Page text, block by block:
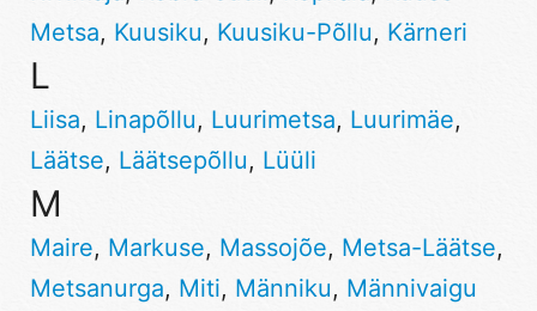
Metsa, Kuusiku, Kuusiku-Põllu, Kärneri
L
Liisa, Linapõllu, Luurimetsa, Luurimäe,
Läätse, Läätsepõllu, Lüüli
M
Maire, Markuse, Massojõe, Metsa-Läätse,
Metsanurga, Miti, Männiku, Männivaigu